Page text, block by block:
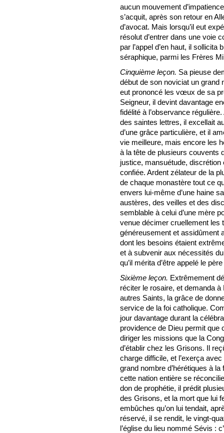
aucun mouvement
s’acquit, après son retour en
d’avocat. Mais lorsqu’il eut
résolut d’entrer dans une voie
par l’appel d’en haut, il sollicita
séraphique, parmi les Frères
Cinquième leçon. Sa pieuse
début de son noviciat un grand
eut prononcé les vœux de sa
Seigneur, il devint davantage
fidélité à l’observance
des saintes lettres, il excellait
d’une grâce particulière, et il
vie meilleure, mais encore les
à la tête de plusieurs couvents
justice, mansuétude, discrétion
confiée. Ardent zélateur de la
de chaque monastère tout ce
envers lui-même d’une haine
austères, des veilles et des
semblable à celui d’une mère
venue décimer cruellement les
généreusement et assidûment
dont les besoins étaient
et à subvenir aux nécessités
qu’il mérita d’être appelé le
Sixième leçon. Extrêmement
réciter le rosaire, et demanda
autres Saints, la grâce de
service de la foi catholique.
jour davantage durant la
providence de Dieu permit que
diriger les missions que la
d’établir chez les Grisons. Il
charge difficile, et l’exerça
grand nombre d’hérétiques à
cette nation entière se
don de prophétie, il prédit
des Grisons, et la mort que lui
embûches qu’on lui tendait,
réservé, il se rendit, le vingt-
l’église du lieu nommé Sévis :